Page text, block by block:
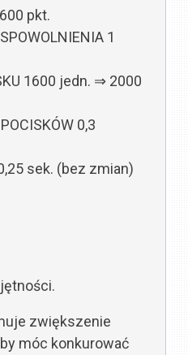
600 pkt.
1
1600 jedn. ⇒ 2000
0,3
sek. (bez zmian)
zwiększenie
móc konkurować